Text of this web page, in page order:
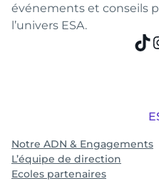
événements et conseils
l’univers ESA.
Notre ADN & Engagements
L’équipe de direction
Ecoles partenaires